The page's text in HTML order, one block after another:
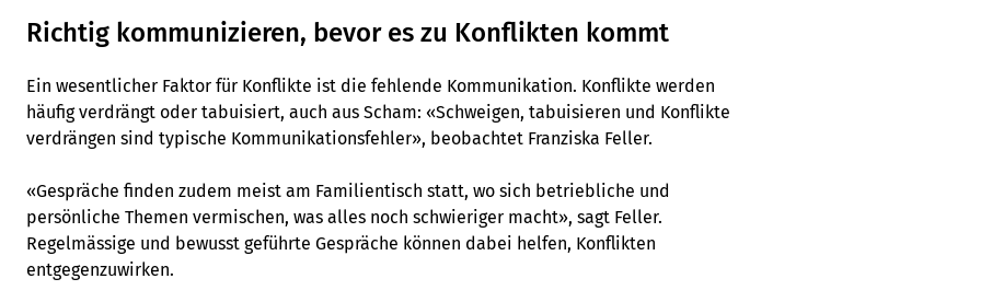
Richtig kommunizieren, bevor es zu Konflikten kommt
Ein wesentlicher Faktor für Konflikte ist die fehlende Kommunikation. Konflikte werden
häufig verdrängt oder tabuisiert, auch aus Scham: «Schweigen, tabuisieren und Konflikte
verdrängen sind typische Kommunikationsfehler», beobachtet Franziska Feller.
«Gespräche finden zudem meist am Familientisch statt, wo sich betriebliche und
persönliche Themen vermischen, was alles noch schwieriger macht», sagt Feller.
Regelmässige und bewusst geführte Gespräche können dabei helfen, Konflikten
entgegenzuwirken.